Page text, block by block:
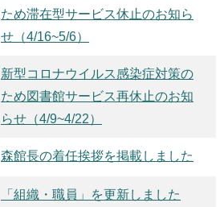
ため滞在型サービス休止のお知ら
せ（4/16~5/6）
新型コロナウイルス感染症対策の
ため図書館サービス再休止のお知
らせ（4/9~4/22）
森館長の着任挨拶を掲載しました
「組織・職員」を更新しました